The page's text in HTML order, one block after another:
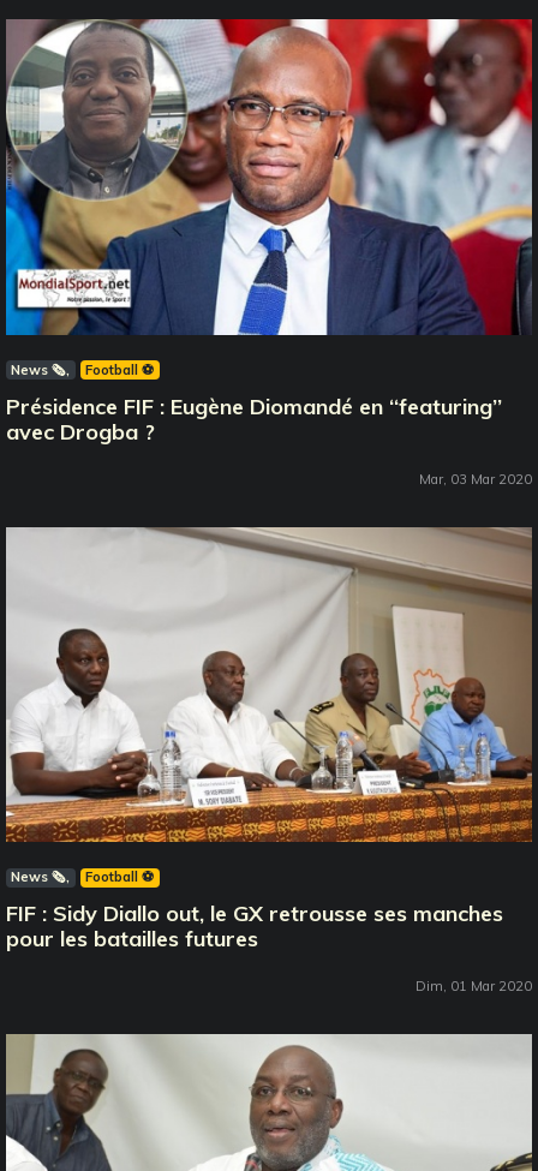
News 🗞️ Football ⚽️
Présidence FIF : Eugène Diomandé en ‘‘featuring’’
avec Drogba ?
Mar, 03 Mar 2020
News 🗞️ Football ⚽️
FIF : Sidy Diallo out, le GX retrousse ses manches
pour les batailles futures
Dim, 01 Mar 2020